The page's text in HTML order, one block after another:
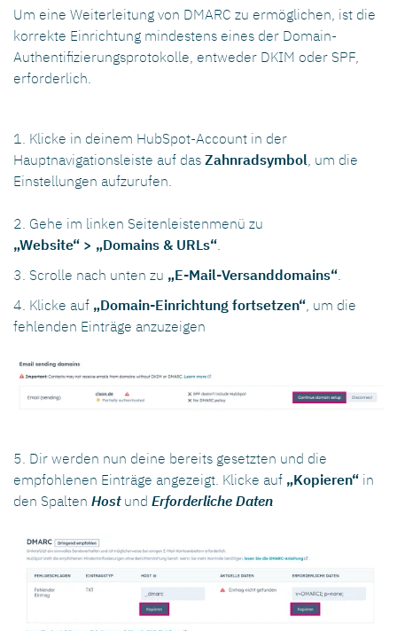
Um eine Weiterleitung von DMARC zu ermöglichen, ist die
korrekte Einrichtung mindestens eines der Domain-
Authentifizierungsprotokolle, entweder DKIM oder SPF,
erforderlich.
1. Klicke in deinem HubSpot-Account in der
Hauptnavigationsleiste auf das Zahnradsymbol, um die
Einstellungen aufzurufen.
2. Gehe im linken Seitenleistenmenü zu
„Website“ > „Domains & URLs“.
3. Scrolle nach unten zu „E-Mail-Versanddomains“.
4. Klicke auf „Domain-Einrichtung fortsetzen“, um die
fehlenden Einträge anzuzeigen
5. Dir werden nun deine bereits gesetzten und die
empfohlenen Einträge angezeigt. Klicke auf „Kopieren“ in
den Spalten Hostund Erforderliche Daten